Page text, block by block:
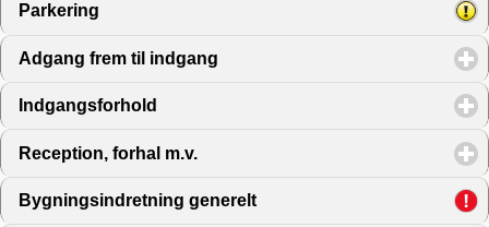
Parkering
Adgang frem til indgang
Indgangsforhold
Reception, forhal m.v.
Bygningsindretning generelt click to expand contents